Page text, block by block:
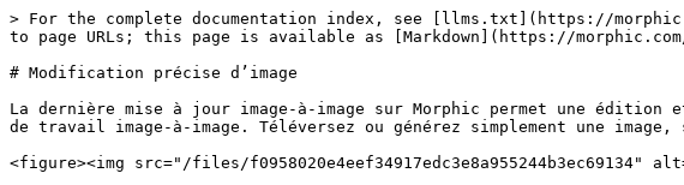
> For the complete documentation index, see [llms.txt](https://
to page URLs; this page is available as [Markdown](https://
# Modification précise d’image
La dernière mise à jour image-à-image sur Morphic permet une
de travail image-à-image. Téléversez ou générez simplement une
<figure><img src="/files/